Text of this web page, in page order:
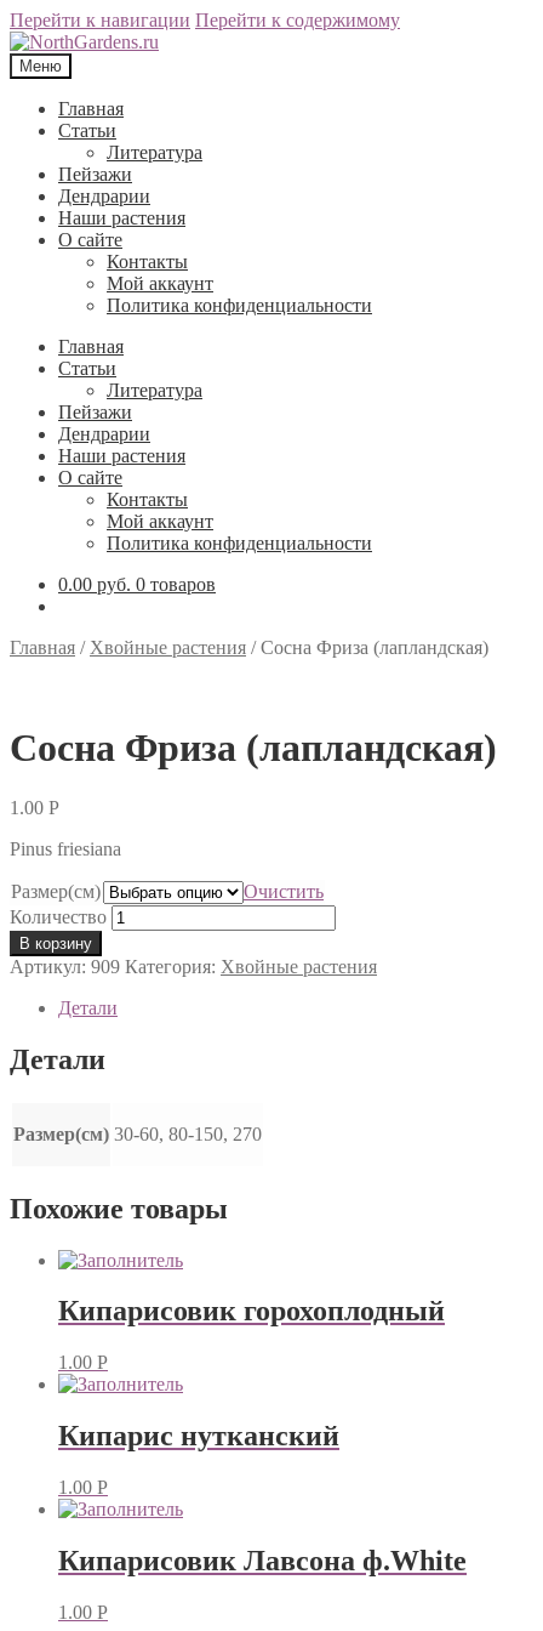
Перейти к навигации Перейти к содержимому
Меню
Главная
Статьи
Литература
Пейзажи
Дендрарии
Наши растения
О сайте
Контакты
Мой аккаунт
Политика конфиденциальности
Главная
Статьи
Литература
Пейзажи
Дендрарии
Наши растения
О сайте
Контакты
Мой аккаунт
Политика конфиденциальности
0.00 руб. 0 товаров
Главная / Хвойные растения /Сосна Фриза (лапландская)
Сосна Фриза (лапландская)
1.00 Р
Pinus friesiana
Размер(см)
Очистить
Количество
В корзину
Артикул: 909 Категория: Хвойные растения
Детали
Детали
Размер(см) 30-60, 80-150, 270
Похожие товары
Кипарисовик горохоплодный
1.00 Р
Кипарис нутканский
1.00 Р
Кипарисовик Лавсона ф.White
1.00 Р